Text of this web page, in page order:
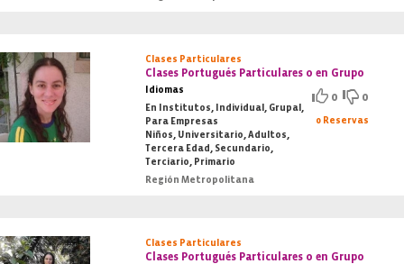
Clases Particulares
Clases Portugués Particulares o en Grupo
Idiomas
En Institutos, Individual, Grupal,
Para Empresas
Niños, Universitario, Adultos,
Tercera Edad, Secundario,
Terciario, Primario
Región Metropolitana
0 0
0 Reservas
Clases Particulares
Clases Portugués Particulares o en Grupo